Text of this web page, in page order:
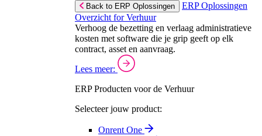
Back to ERP Oplossingen
ERP Oplossingen
Overzicht for Verhuur
Verhoog de bezetting en verlaag administratieve
kosten met software die je grip geeft op elk
contract, asset en aanvraag.
Lees meer:
ERP Producten voor de Verhuur
Selecteer jouw product:
Onrent One